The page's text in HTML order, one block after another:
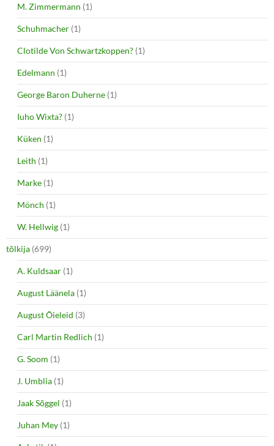
M. Zimmermann (1)
Schuhmacher (1)
Clotilde Von Schwartzkoppen? (1)
Edelmann (1)
George Baron Duherne (1)
Iuho Wixta? (1)
Küken (1)
Leith (1)
Marke (1)
Mönch (1)
W. Hellwig (1)
tõlkija (699)
A. Kuldsaar (1)
August Läänela (1)
August Õieleid (3)
Carl Martin Redlich (1)
G. Soom (1)
J. Umblia (1)
Jaak Sõggel (1)
Juhan Mey (1)